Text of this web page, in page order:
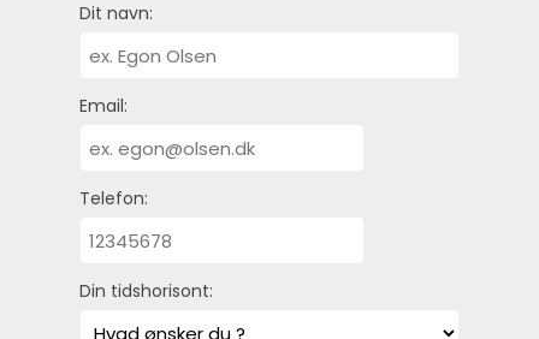
Dit navn:
Email:
Telefon:
Din tidshorisont: